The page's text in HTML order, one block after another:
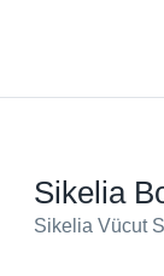
Sikelia
Sikelia Vücut